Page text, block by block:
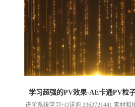
学习超强的PV效果-AE卡通PV粒
进阶系统学习+Q详询 2362721441 素材和